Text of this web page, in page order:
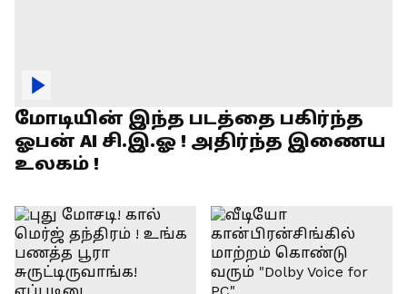
மோடியின் இந்த படத்தை பகிர்ந்த
ஓபன் AI சி.இ.ஓ ! அதிர்ந்த இணைய
உலகம் !